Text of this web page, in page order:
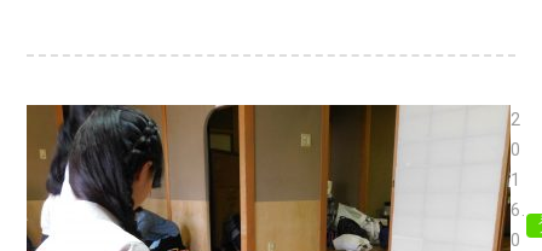
2
0
1
6.
0